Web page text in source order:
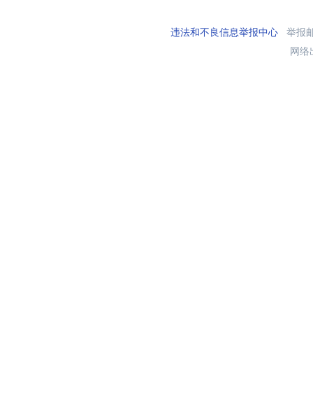
违法和不良信息举报中心举报
网